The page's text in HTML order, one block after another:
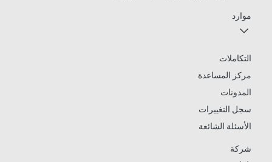
موارد
التكاملات
مركز المساعدة
المدونات
سجل التغييرات
الأسئلة الشائعة
شركة